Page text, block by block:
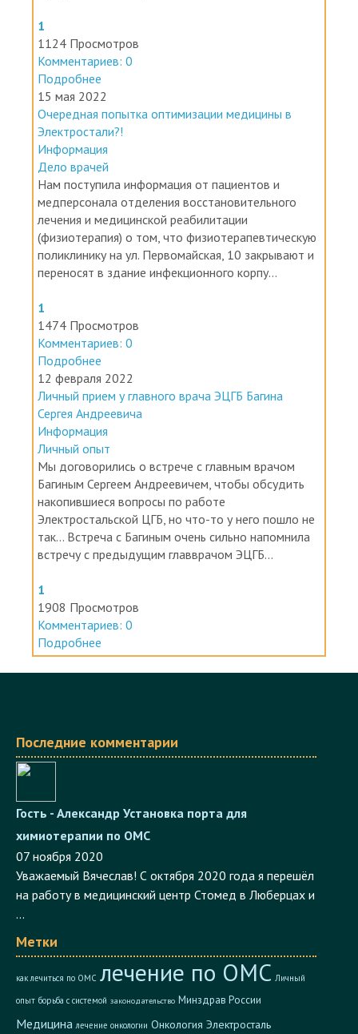
1
1124 Просмотров
Комментариев: 0
Подробнее
15 мая 2022
Очередная попытка оптимизации медицины в
Электростали?!
Информация
Дело врачей
Нам поступила информация от пациентов и
медперсонала отделения восстановительного
лечения и медицинской реабилитации
(физиотерапия) о том, что физиотерапевтическую
поликлинику на ул. Первомайская, 10 закрывают и
переносят в здание инфекционного корпу...
1
1474 Просмотров
Комментариев: 0
Подробнее
12 февраля 2022
Личный прием у главного врача ЭЦГБ Багина
Сергея Андреевича
Информация
Личный опыт
Мы договорились о встрече с главным врачом
Багиным Сергеем Андреевичем, чтобы обсудить
накопившиеся вопросы по работе
Электростальской ЦГБ, но что-то у него пошло не
так... Встреча с Багиным очень сильно напомнила
встречу с предыдущим главврачом ЭЦГБ...
1
1908 Просмотров
Комментариев: 0
Подробнее
Последние комментарии
Гость - Александр Установка порта для
химиотерапии по ОМС
07 ноября 2020
Уважаемый Вячеслав! С октября 2020 года я перешёл
на работу в медицинский центр Стомед в Люберцах и
...
Метки
как лечиться по ОМС лечение по ОМС Личный
опыт борьба с системой законодательство Минздрав России
Медицина лечение онкологии Онкология Электросталь